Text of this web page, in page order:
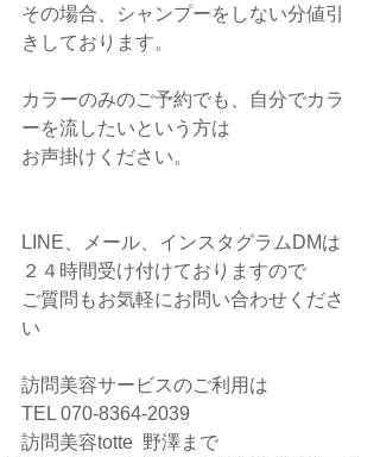
その場合、シャンプーをしない分値引
きしております。
カラーのみのご予約でも、自分でカラ
ーを流したいという方は
お声掛けください。
LINE、メール、インスタグラムDMは
２４時間受け付けておりますので
ご質問もお気軽にお問い合わせくださ
い
訪問美容サービスのご利用は
TEL 070-8364-2039
訪問美容totte  野澤まで